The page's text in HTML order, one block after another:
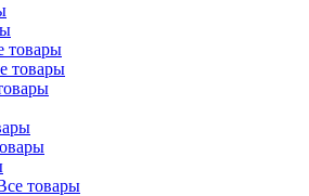
товары
товары
товары